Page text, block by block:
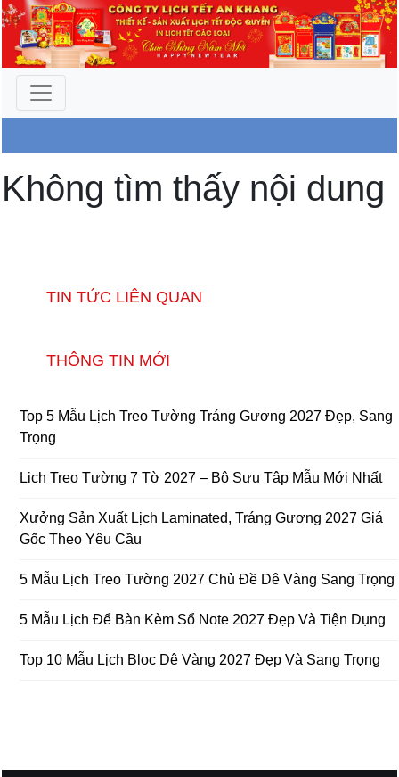
Công Ty An Khang
Không tìm thấy nội dung
TIN TỨC LIÊN QUAN
THÔNG TIN MỚI
Top 5 Mẫu Lịch Treo Tường Tráng Gương 2027 Đẹp, Sang
Trọng
Lịch Treo Tường 7 Tờ 2027 – Bộ Sưu Tập Mẫu Mới Nhất
Xưởng Sản Xuất Lịch Laminated, Tráng Gương 2027 Giá
Gốc Theo Yêu Cầu
5 Mẫu Lịch Treo Tường 2027 Chủ Đề Dê Vàng Sang Trọng
5 Mẫu Lịch Để Bàn Kèm Sổ Note 2027 Đẹp Và Tiện Dụng
Top 10 Mẫu Lịch Bloc Dê Vàng 2027 Đẹp Và Sang Trọng